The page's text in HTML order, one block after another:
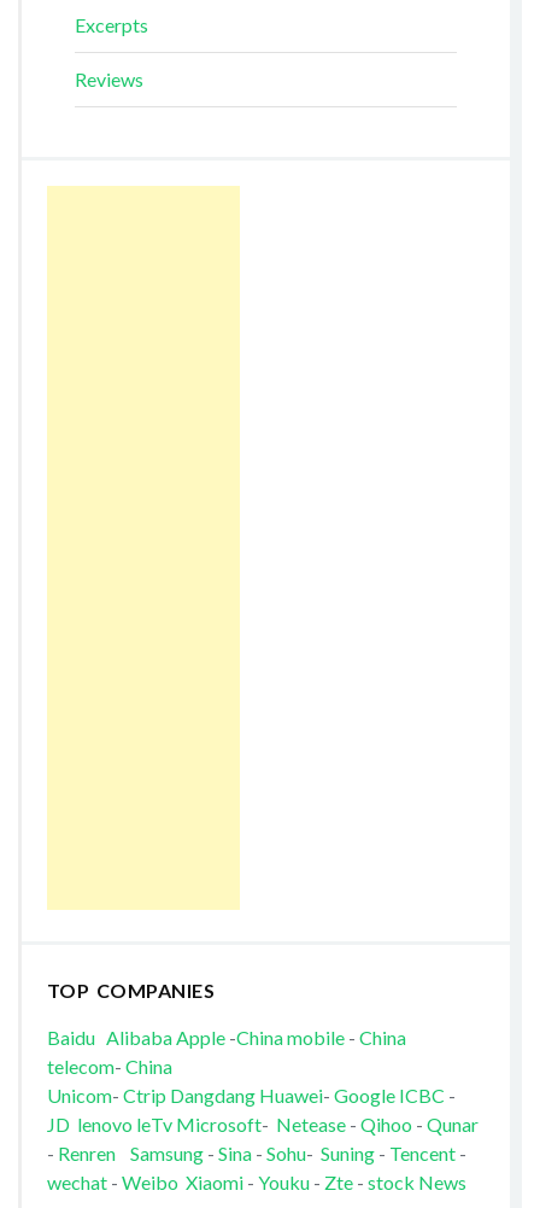
Excerpts
Reviews
TOP COMPANIES
Baidu AlibabaApple-China mobile- China
telecom- China
Unicom- Ctrip Dangdang Huawei- Google ICBC -
JD lenovo leTv Microsoft- Netease- Qihoo - Qunar
- Renren Samsung- Sina- Sohu- Suning- Tencent-
wechat - Weibo Xiaomi- Youku - Zte- stock News